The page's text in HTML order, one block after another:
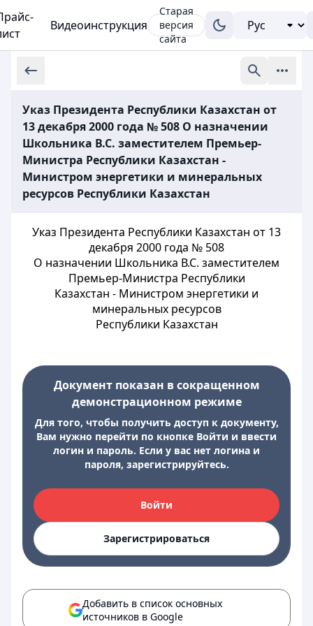
Видеоинструкция
Старая
версия
сайта
Указ Президента Республики Казахстан от
13 декабря 2000 года № 508 О назначении
Школьника В.С. заместителем Премьер-
Министра Республики Казахстан -
Министром энергетики и минеральных
ресурсов Республики Казахстан
Указ Президента Республики Казахстан от 13
декабря 2000 года № 508
О назначении Школьника В.С. заместителем
Премьер-Министра Республики
Казахстан - Министром энергетики и
минеральных ресурсов
Республики Казахстан
Документ показан в сокращенном
демонстрационном режиме
Для того, чтобы получить доступ к документу,
Вам нужно перейти по кнопке Войти и ввести
логин и пароль. Если у вас нет логина и
пароля, зарегистрируйтесь.
Войти
Зарегистрироваться
Добавить в список основных
источников в Google